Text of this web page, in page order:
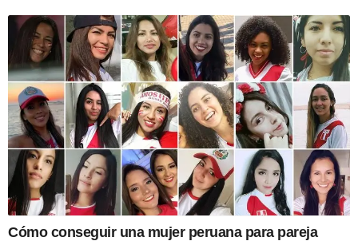
Cómo conseguir una mujer peruana para pareja